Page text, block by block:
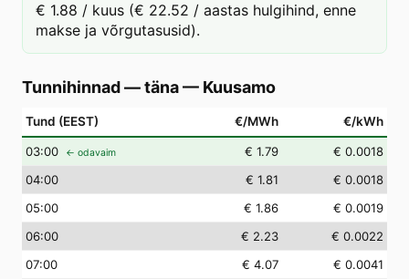
€ 1.88 / kuus (€ 22.52 / aastas hulgihind, enne
makse ja võrgutasusid).
Tunnihinnad — täna— Kuusamo
Tund (EEST) €/MWh €/kWh
03:00 ← odavaim € 1.79
€ 0.0018
04:00 € 1.81
€ 0.0018
05:00 € 1.86
€ 0.0019
06:00 € 2.23
€ 0.0022
07:00 € 4.07
€ 0.0041